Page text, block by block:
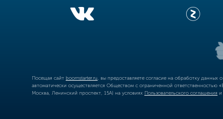
Посещая сайт boomstarter.ru , вы предоставляете согласие на обработку
автоматически осуществляется Обществом с ограниченной
Москва, Ленинский проспект, 15А) на условиях Пользовательского соглашения и